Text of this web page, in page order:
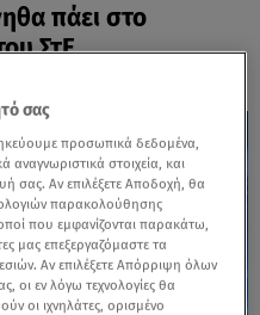
πάει στο
ΣτΕ
σας
προσωπικά δεδομένα,
στοιχεία, και
σας. Αν επιλέξετε Αποδοχή, θα
παρακολούθησης
που εμφανίζονται παρακάτω,
μας επεξεργαζόμαστε τα
Αν επιλέξετε Απόρριψη όλων
οι εν λόγω τεχνολογίες θα
οι ιχνηλάτες, ορισμένο